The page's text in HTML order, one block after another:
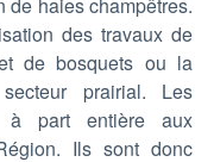
des travaux de
de bosquets ou la
prairial. Les
à part entière aux
Ils sont donc